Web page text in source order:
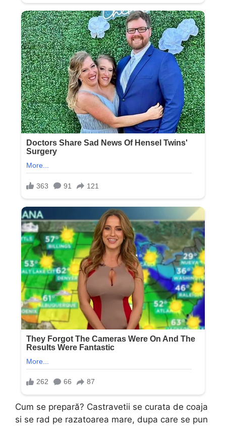
Cum se prepară? Castravetii se curata de coaja
si se rad pe razatoarea mare, dupa care se pun